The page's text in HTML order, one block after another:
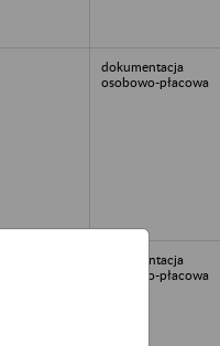
dokumentacja
osobowo-płacowa
dokumentacja
osobowo-płacowa